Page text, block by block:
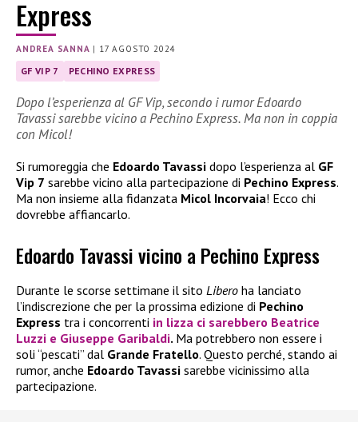
Express
ANDREA SANNA | 17 AGOSTO 2024
GF VIP 7 PECHINO EXPRESS
Dopo l’esperienza al GF Vip, secondo i rumor Edoardo
Tavassi sarebbe vicino a Pechino Express. Ma non in coppia
con Micol!
Si rumoreggia che Edoardo Tavassi dopo l’esperienza al GF
Vip 7 sarebbe vicino alla partecipazione di Pechino Express.
Ma non insieme alla fidanzata Micol Incorvaia! Ecco chi
dovrebbe affiancarlo.
Edoardo Tavassi vicino a Pechino Express
Durante le scorse settimane il sito Libero ha lanciato
l’indiscrezione che per la prossima edizione di Pechino
Express tra i concorrenti in lizza ci sarebbero Beatrice
Luzzi e Giuseppe Garibaldi. Ma potrebbero non essere i
soli “pescati” dal Grande Fratello. Questo perché, stando ai
rumor, anche Edoardo Tavassi sarebbe vicinissimo alla
partecipazione.